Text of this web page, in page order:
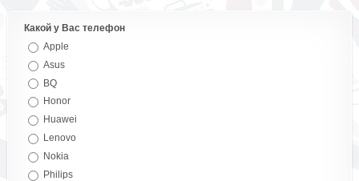
Какой у Вас телефон
Apple
Asus
BQ
Honor
Huawei
Lenovo
Nokia
Philips